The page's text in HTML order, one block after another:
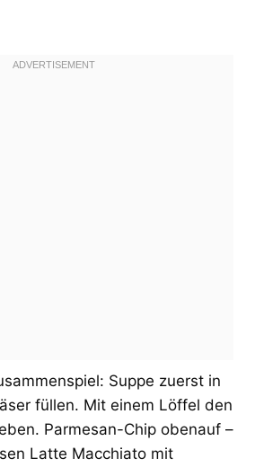
Suppe zuerst in
füllen. Mit einem Löffel den
Parmesan-Chip obenauf –
Latte Macchiato mit